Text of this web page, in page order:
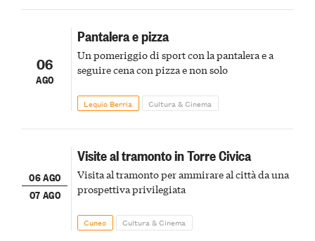
06
AGO
Pantalera e pizza
Un pomeriggio di sport con la pantalera e a
seguire cena con pizza e non solo
Lequio Berria Cultura & Cinema
06 AGO
07 AGO
Visite al tramonto in Torre Civica
Visita al tramonto per ammirare al città da una
prospettiva privilegiata
Cuneo Cultura & Cinema